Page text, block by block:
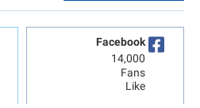
Facebook
14,000
Fans
Like